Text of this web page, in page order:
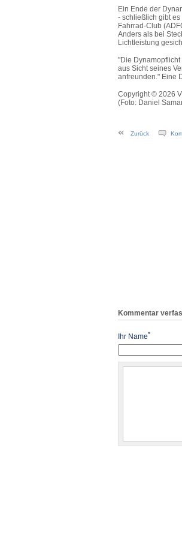
Ein Ende der
- schließlich gibt
Fahrrad-Club
Anders als bei
Lichtleistung
"Die
aus Sicht seines
anfreunden." Eine
Copyright © 2026
(Foto: Daniel
Zurück
Kommentar
Ihr Name*